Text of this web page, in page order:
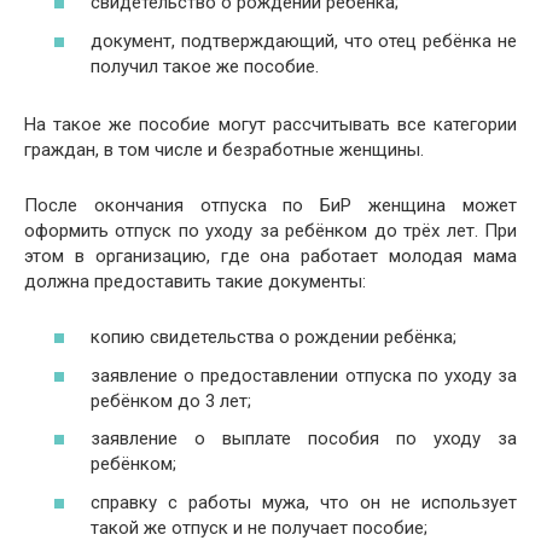
документ, подтверждающий, что отец ребёнка не
получил такое же пособие.
На такое же пособие могут рассчитывать все категории
граждан, в том числе и безработные женщины.
После окончания отпуска по БиР женщина может
оформить отпуск по уходу за ребёнком до трёх лет. При
этом в организацию, где она работает молодая мама
должна предоставить такие документы:
копию свидетельства о рождении ребёнка;
заявление о предоставлении отпуска по уходу за
ребёнком до 3 лет;
заявление о выплате пособия по уходу за
ребёнком;
справку с работы мужа, что он не использует
такой же отпуск и не получает пособие;